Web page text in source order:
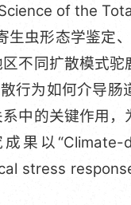
of the
虫形态学鉴定
不同扩散模式驼
行为如何介导肠
中的关键作用，
以“Climate-
stress